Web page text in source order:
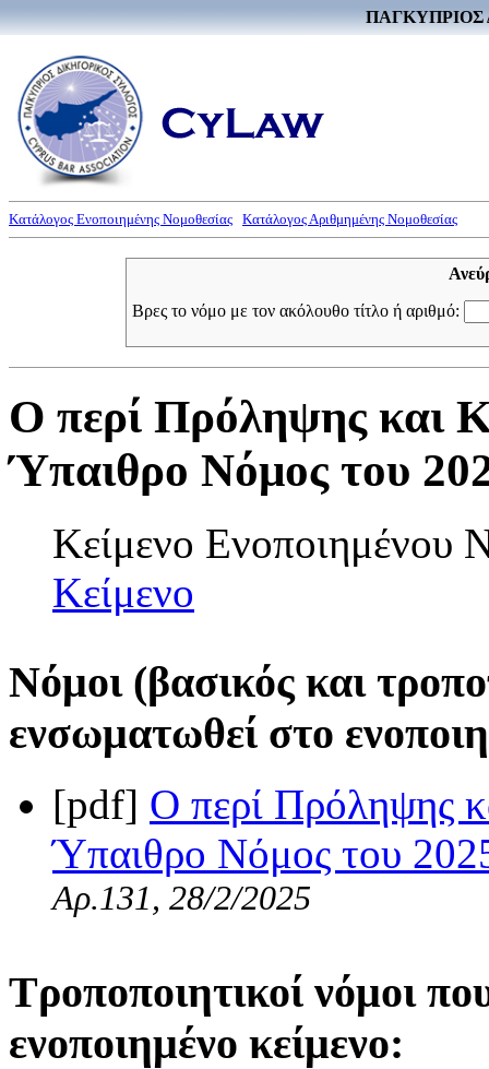
ΠΑΓΚΥΠΡΙΟΣ
Κατάλογος Ενοποιημένης Νομοθεσίας Κατάλογος Αριθμημένης Νομοθεσίας
Βρες το νόμο με τον ακόλουθο τίτλο ή αριθμό:
Ο περί Πρόληψης και
Ύπαιθρο Νόμος του
Κείμενο
Κείμενο
Νόμοι (βασικός και
ενσωματωθεί στο
[pdf] Ο περί Πρόληψης
Ύπαιθρο Νόμος του
Αρ.131, 28/2/2025
Τροποποιητικοί νόμοι
ενοποιημένο κείμενο: